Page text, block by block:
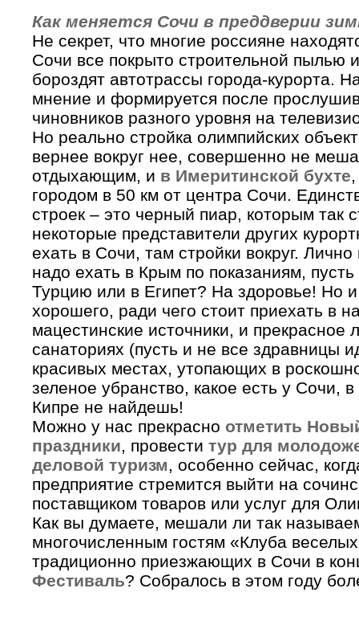
Как меняется Сочи в преддверии
Не секрет, что многие россияне
Сочи все покрыто строительной пылью
бороздят автотрассы города-курорта.
мнение и формируется после
чиновников разного уровня на
Но реально стройка олимпийских
вернее вокруг нее, совершенно не
отдыхающим, и в Имеритинской бухте
городом в 50 км от центра Сочи.
строек – это черный пиар, которым так
некоторые представители других
ехать в Сочи, там стройки вокруг.
надо ехать в Крым по показаниям,
Турцию или в Египет? На здоровье! Но
хорошего, ради чего стоит приехать в
мацестинские источники, и прекрасное
санаториях (пусть и не все здравницы
красивых местах, утопающих в
зеленое убранство, какое есть у Сочи,
Кипре не найдешь!
Можно у нас прекрасно отметить
праздники, провести тур для
деловой туризм, особенно сейчас,
предприятие стремится выйти на
поставщиком товаров или услуг для
Как вы думаете, мешали ли так
многочисленным гостям «Клуба
традиционно приезжающих в Сочи в
Фестиваль? Собралось в этом году